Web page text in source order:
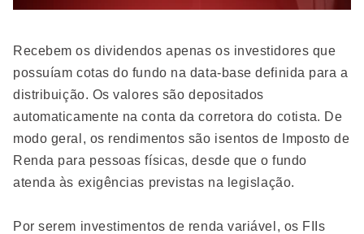
Recebem os dividendos apenas os investidores que
possuíam cotas do fundo na data-base definida para a
distribuição. Os valores são depositados
automaticamente na conta da corretora do cotista. De
modo geral, os rendimentos são isentos de Imposto de
Renda para pessoas físicas, desde que o fundo
atenda às exigências previstas na legislação.
Por serem investimentos de renda variável, os FIIs